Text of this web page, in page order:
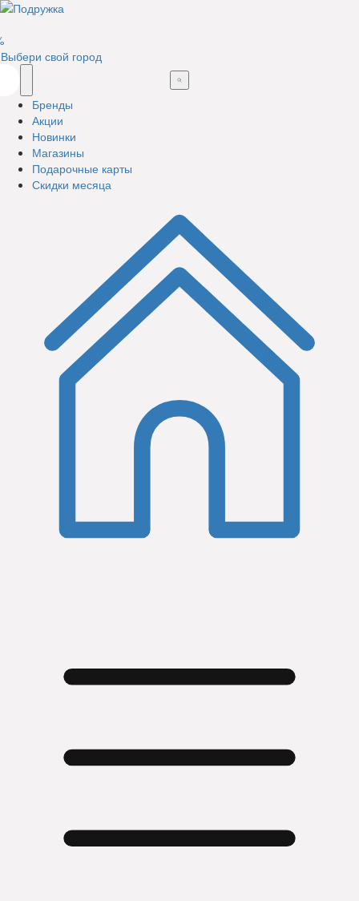
Выбери свой город
Бренды
Акции
Новинки
Магазины
Подарочные карты
Скидки месяца